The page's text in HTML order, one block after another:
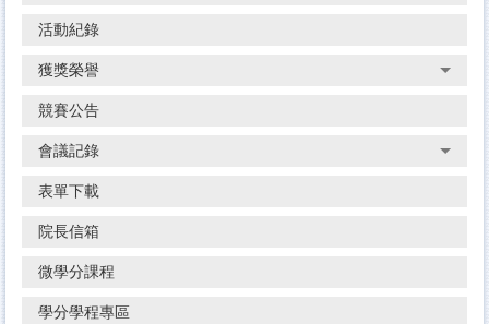
活動紀錄
獲獎榮譽
競賽公告
會議記錄
表單下載
院長信箱
微學分課程
學分學程專區